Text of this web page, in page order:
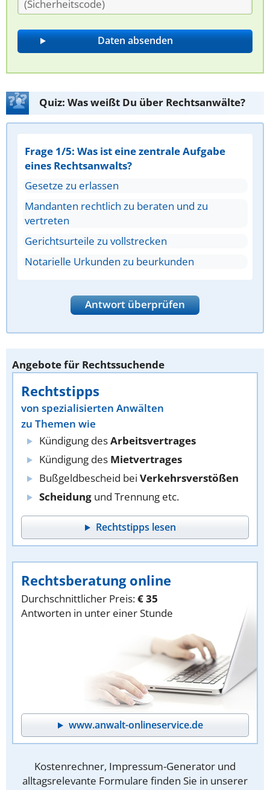
Quiz: Was weißt Du über Rechtsanwälte?
Frage 1/5: Was ist eine zentrale Aufgabe
eines Rechtsanwalts?
Gesetze zu erlassen
Mandanten rechtlich zu beraten und zu
vertreten
Gerichtsurteile zu vollstrecken
Notarielle Urkunden zu beurkunden
Antwort überprüfen
Angebote für Rechtssuchende
Rechtstipps
von spezialisierten Anwälten
zu Themen wie
Kündigung desArbeitsvertrages
Kündigung des Mietvertrages
Bußgeldbescheid bei Verkehrsverstößen
Scheidung und Trennung etc.
Rechtstipps lesen
Rechtsberatung online
Durchschnittlicher Preis:€ 35
Antworten in unter einer Stunde
www.anwalt-onlineservice.de
Kostenrechner, Impressum-Generator und
alltagsrelevante Formulare finden Sie in unserer